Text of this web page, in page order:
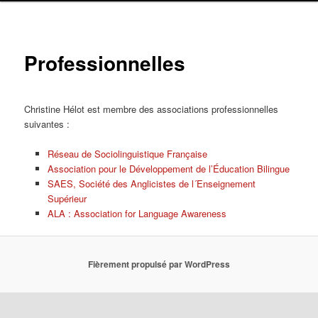
Professionnelles
Christine Hélot est membre des associations professionnelles
suivantes :
Réseau de Sociolinguistique Française
Association pour le Développement de l’Éducation Bilingue
SAES, Société des Anglicistes de l´Enseignement
Supérieur
ALA : Association for Language Awareness
Fièrement propulsé par WordPress